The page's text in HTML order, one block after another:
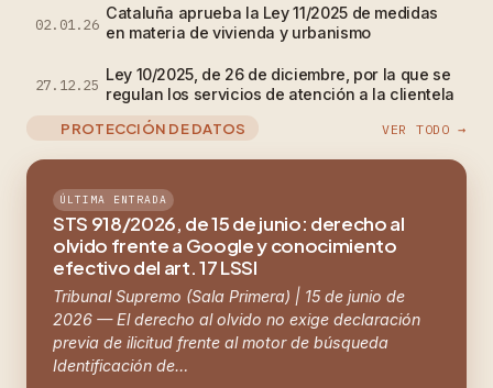
02.01.26
Cataluña aprueba la Ley 11/2025 de medidas
en materia de vivienda y urbanismo
27.12.25
Ley 10/2025, de 26 de diciembre, por la que se
regulan los servicios de atención a la clientela
PROTECCIÓN DE DATOS
VER TODO →
ÚLTIMA ENTRADA
STS 918/2026, de 15 de junio: derecho al
olvido frente a Google y conocimiento
efectivo del art. 17 LSSI
Tribunal Supremo (Sala Primera) | 15 de junio de
2026 — El derecho al olvido no exige declaración
previa de ilicitud frente al motor de búsqueda
Identificación de…